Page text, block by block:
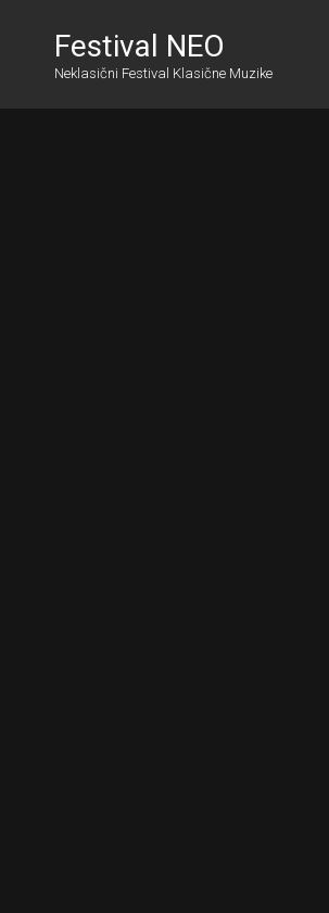
Festival NEO
Neklasični Festival Klasične Muzike